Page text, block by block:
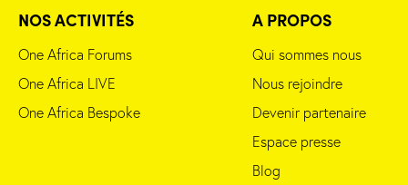
NOS ACTIVITÉS
One Africa Forums
One Africa LIVE
One Africa Bespoke
A PROPOS
Qui sommes nous
Nous rejoindre
Devenir partenaire
Espace presse
Blog